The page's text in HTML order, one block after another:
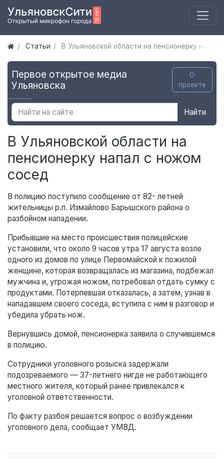
Статьи В Ульяновской области на пенсионерку
Первое открытое медиа
Ульяновска
О
проекте
Найти
В Ульяновской области на
пенсионерку напал с ножом
сосед
В полицию поступило сообщение от 82- летней
жительницы р.п. Измайлово Барышского района о
разбойном нападении.
Прибывшие на место происшествия полицейские
установили, что около 9 часов утра 17 августа возле
одного из домов по улице Первомайской к пожилой
женщине, которая возвращалась из магазина, подбежал
мужчина и, угрожая ножом, потребовал отдать сумку с
продуктами. Потерпевшая отказалась, а затем, узнав в
нападавшем своего соседа, вступила с ним в разговор и
убедила убрать нож.
Вернувшись домой, пенсионерка заявила о случившемся
в полицию.
Сотрудники уголовного розыска задержали
подозреваемого — 37-летнего нигде не работающего
местного жителя, который ранее привлекался к
уголовной ответственности.
По факту разбоя решается вопрос о возбуждении
уголовного дела, сообщает УМВД.